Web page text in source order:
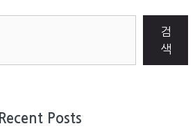
검
색
Recent Posts